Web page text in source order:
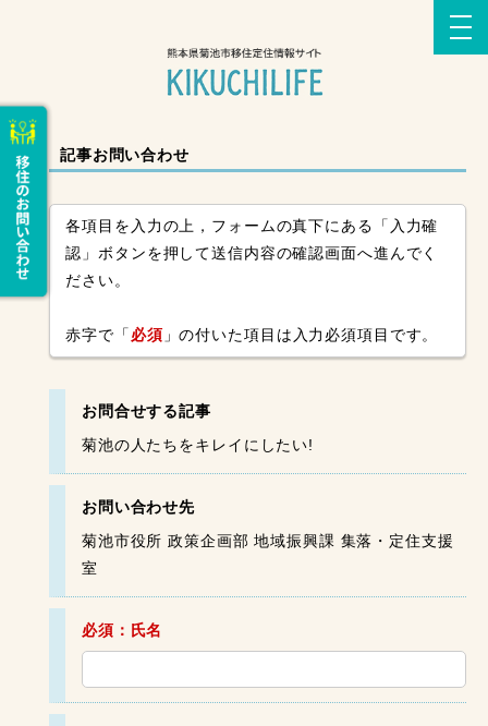
記事お問い合わせ
各項目を入力の上，フォームの真下にある「入力確
認」ボタンを押して送信内容の確認画面へ進んでく
ださい。
赤字で「 必須 」の付いた項目は入力必須項目です。
お問合せする記事
菊池の人たちをキレイにしたい!
お問い合わせ先
菊池市役所 政策企画部 地域振興課 集落・定住支援
室
必須：氏名